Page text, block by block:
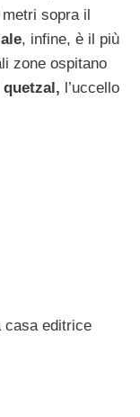
sopra il
, infine, è il più
zone ospitano
quetzal, l’uccello
casa editrice